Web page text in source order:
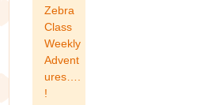
Zebra
Class
Weekly
Advent
ures….
!